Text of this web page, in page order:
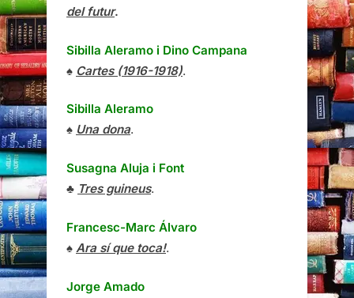
del futur.
Sibilla Aleramo i Dino Campana
♠ Cartes (1916-1918).
Sibilla Aleramo
♠ Una dona.
Susagna Aluja i Font
♣ Tres guineus.
Francesc-Marc Álvaro
♠ Ara sí que toca!.
Jorge Amado